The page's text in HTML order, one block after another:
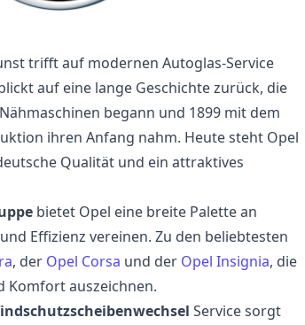
trifft auf modernen Autoglas-Service
auf eine lange Geschichte zurück, die
begann und 1899 mit dem
ihren Anfang nahm. Heute steht Opel
Qualität und ein attraktives
bietet Opel eine breite Palette an
Effizienz vereinen. Zu den beliebtesten
, der Opel Corsa und der Opel Insignia, die
Komfort auszeichnen.
Service sorgt